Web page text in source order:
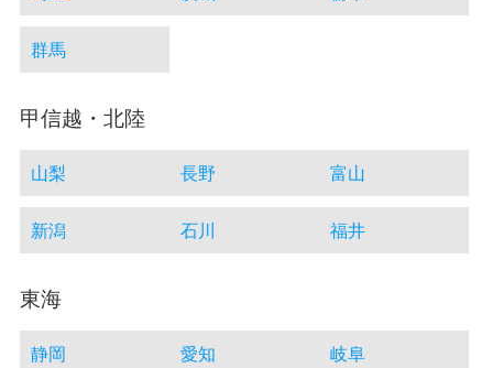
群馬
甲信越・北陸
山梨 長野 富山
新潟 石川 福井
東海
静岡 愛知 岐阜